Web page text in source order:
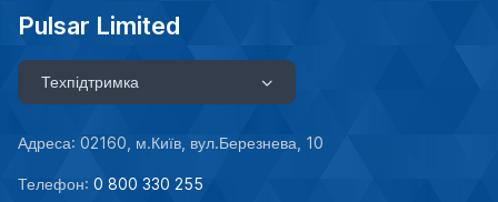
Pulsar Limited
Техпідтримка
Адреса: 02160, м.Київ, вул.Березнева, 10
Телефон: 0 800 330 255